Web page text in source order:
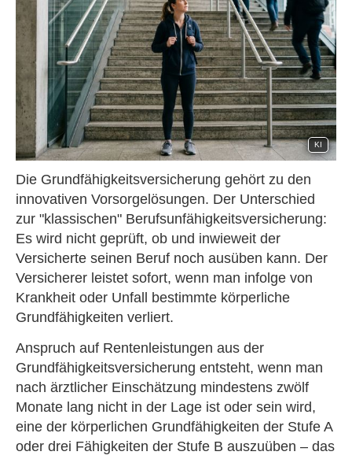
KI
Die Grundfähigkeitsversicherung gehört zu den
innovativen Vorsorgelösungen. Der Unterschied
zur "klassischen" Berufs­unfähig­keitsversicherung:
Es wird nicht geprüft, ob und inwieweit der
Versicherte seinen Beruf noch ausüben kann. Der
Versicherer leistet sofort, wenn man infolge von
Krankheit oder Unfall bestimmte körperliche
Grundfähigkeiten verliert.
Anspruch auf Rentenleistungen aus der
Grundfähigkeitsversicherung entsteht, wenn man
nach ärztlicher Einschätzung mindestens zwölf
Monate lang nicht in der Lage ist oder sein wird,
eine der körperlichen Grundfähigkeiten der Stufe A
oder drei Fähigkeiten der Stufe B auszuüben – das